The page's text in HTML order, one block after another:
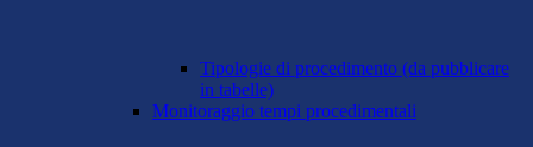
Tipologie di procedimento (da pubblicare
in tabelle)
Monitoraggio tempi procedimentali